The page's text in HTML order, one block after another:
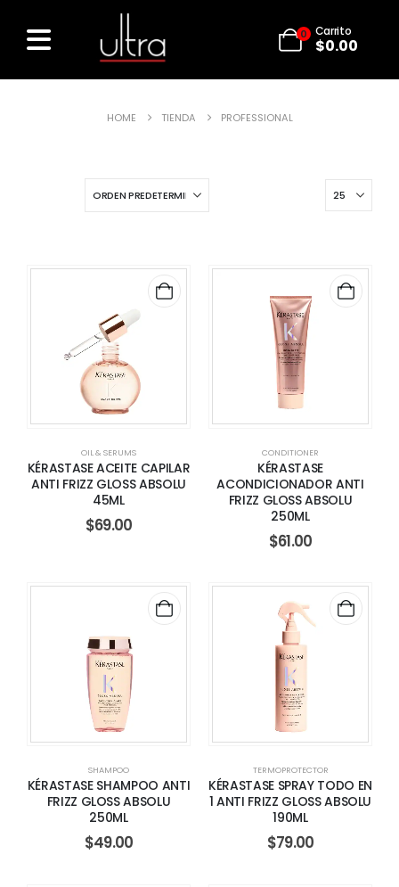
0 Carrito
$0.00
HOME TIENDA PROFESSIONAL
OIL & SERUMS
KÉRASTASE ACEITE CAPILAR
ANTI FRIZZ GLOSS ABSOLU
45ML
$69.00
CONDITIONER
KÉRASTASE
ACONDICIONADOR ANTI
FRIZZ GLOSS ABSOLU
250ML
$61.00
SHAMPOO
KÉRASTASE SHAMPOO ANTI
FRIZZ GLOSS ABSOLU
250ML
$49.00
TERMOPROTECTOR
KÉRASTASE SPRAY TODO EN
1 ANTI FRIZZ GLOSS ABSOLU
190ML
$79.00